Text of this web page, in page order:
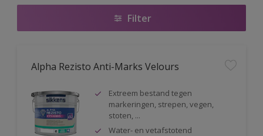
Filter
Alpha Rezisto Anti-Marks Velours
Extreem bestand tegen
markeringen, strepen, vegen,
stoten, ...
Water- en vetafstotend